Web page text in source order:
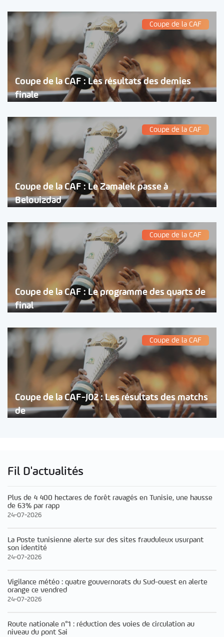
Coupe de la CAF
Coupe de la CAF : Les résultats des demies
finale
Coupe de la CAF
Coupe de la CAF : Le Zamalek passe à
Belouizdad
Coupe de la CAF
Coupe de la CAF : Le programme des quarts de
final
Coupe de la CAF
Coupe de la CAF-J02 : Les résultats des matchs
de
Fil D'actualités
Plus de 4 400 hectares de forêt ravagés en Tunisie, une hausse
de 63% par rapp
24-07-2026
La Poste tunisienne alerte sur des sites frauduleux usurpant
son identité
24-07-2026
Vigilance météo : quatre gouvernorats du Sud-ouest en alerte
orange ce vendred
24-07-2026
Route nationale n°1 : réduction des voies de circulation au
niveau du pont Sai